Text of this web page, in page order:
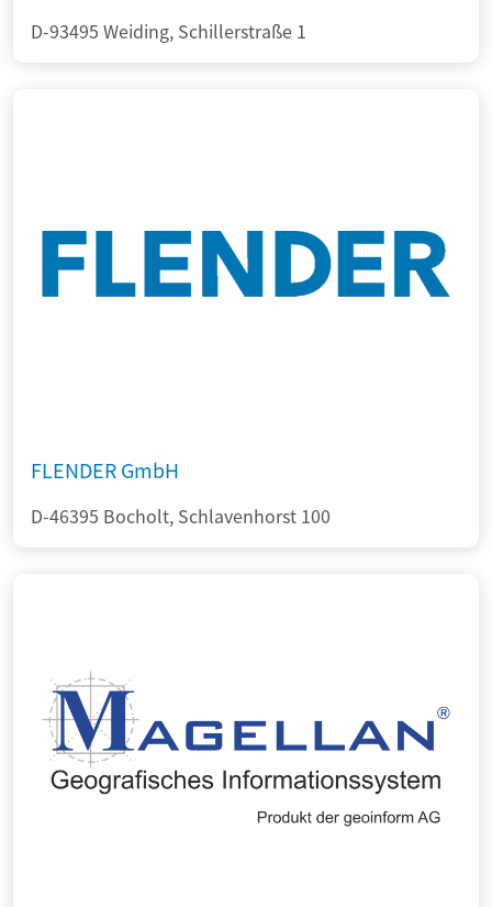
D-93495 Weiding, Schillerstraße 1
FLENDER GmbH
D-46395 Bocholt, Schlavenhorst 100